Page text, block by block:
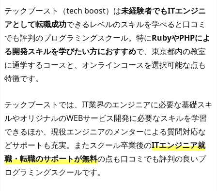
テックブースト（tech boost）は未経験者でもITエンジニ
アとして転職成功できるレベルのスキルを学べると口コミ
でも評判のプログラミングスクール。特にRubyやPHPによ
る開発スキルを学びたい方におすすめで、東京都内の教室
に通学するコースと、オンラインコースを選択可能な点も
特徴です。
テックブーストでは、IT業界のエンジニアに必要な基礎スキ
ルやオリジナルのWEBサービス開発に必要なスキルを学習
できるほか、現役エンジニアのメンターによる質問対応な
どサポートも充実。またスクール卒業後のITエンジニア就
職・転職のサポートが無料の点も口コミでも評判の良いプ
ログラミングスクールです。